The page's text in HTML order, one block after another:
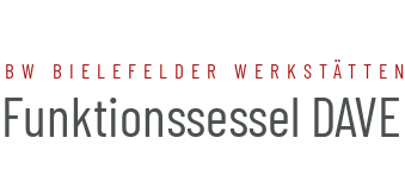
BW BIELEFELDER WERKSTÄTTEN
Funktionssessel DAVE